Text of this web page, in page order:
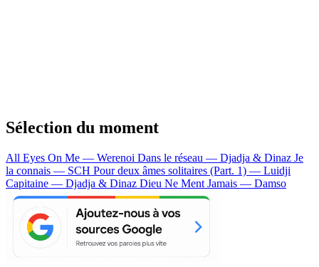
Sélection du moment
All Eyes On Me — Werenoi Dans le réseau — Djadja & Dinaz Je
la connais — SCH Pour deux âmes solitaires (Part. 1) — Luidji
Capitaine — Djadja & Dinaz Dieu Ne Ment Jamais — Damso